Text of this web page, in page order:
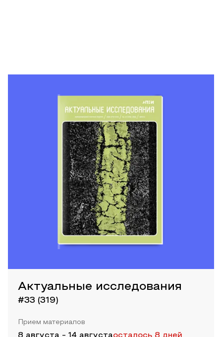
Актуальные исследования
#33 (319)
Прием материалов
8 августа - 14 августаосталось 8 дней